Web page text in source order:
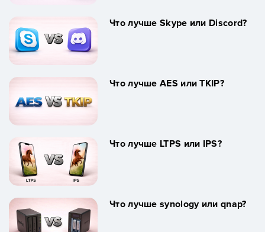
Что лучше Skype или Discord?
Что лучше AES или TKIP?
Что лучше LTPS или IPS?
Что лучше synology или qnap?